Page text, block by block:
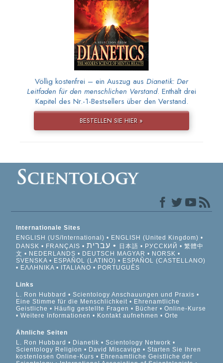
Völlig kostenfrei – ein Auszug aus Dianetik: Der
Leitfaden für den menschlichen Verstand. Enthält drei
Kapitel des Nr.-1-Bestsellers über den Verstand.
BESTELLEN SIE HIER »
Internationale Sites
ENGLISH (US/International)
ENGLISH (United Kingdom)
DANSK
FRANÇAIS עברית 日本語 РУССКИЙ
繁體中
文
NEDERLANDS DEUTSCH MAGYAR
NORSK
SVENSKA
ESPAÑOL (LATINO)
ESPAÑOL (CASTELLANO)
ΕΛΛΗΝΙΚA
ITALIANO PORTUGUÊS
Links
L. Ron Hubbard
Scientology Anschauungen und Praxis
Eine Stimme für die Menschlichkeit
Ehrenamtliche
Geistliche
Häufig gestellte Fragen Bücher
Online-Kurse
Weitere Informationen
Kontakt aufnehmen Orte
Ähnliche Seiten
L. Ron Hubbard
Dianetik
Scientology Network
Scientology Religion
David Miscavige
Starten Sie Ihren
kostenlosen Online-Kurs
Ehrenamtliche Geistliche der